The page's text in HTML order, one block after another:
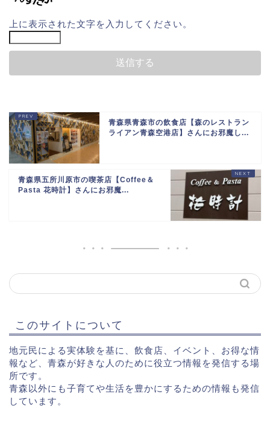
上に表示された文字を入力してください。
青森県青森市の飲食店【森のレストラン
ライアン青森空港店】さんにお邪魔し...
青森県五所川原市の喫茶店【Coffee＆
Pasta 花時計】さんにお邪魔...
このサイトについて
地元民による実体験を基に、飲食店、イベント、お得な情
報など、青森が好きな人のために役立つ情報を発信する場
所です。
青森以外にも子育てや生活を豊かにするための情報も発信
しています。